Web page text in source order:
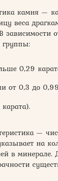
камня —
веса
зависимости
группы:
0,29
от 0,3 до
—
на
в минерале.